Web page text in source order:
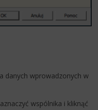
danych wprowadzonych w
wspólnika i kliknąć